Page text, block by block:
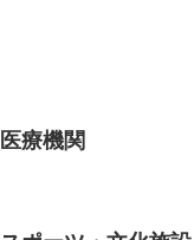
医療機関